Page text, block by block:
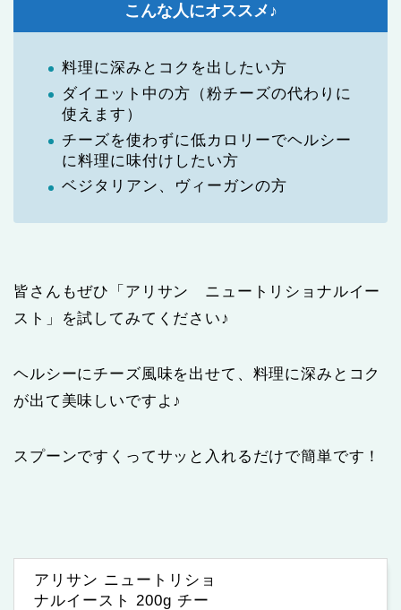
こんな人にオススメ♪
料理に深みとコクを出したい方
ダイエット中の方（粉チーズの代わりに
使えます）
チーズを使わずに低カロリーでヘルシー
に料理に味付けしたい方
ベジタリアン、ヴィーガンの方
皆さんもぜひ「アリサン ニュートリショナルイー
スト」を試してみてください♪
ヘルシーにチーズ風味を出せて、料理に深みとコク
が出て美味しいですよ♪
スプーンですくってサッと入れるだけで簡単です！
アリサン ニュートリショ
ナルイースト 200g チー